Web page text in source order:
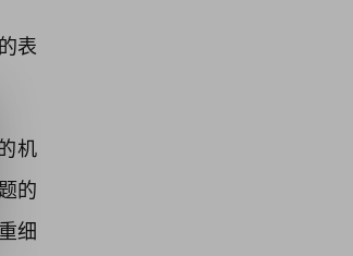
表
机
的
细